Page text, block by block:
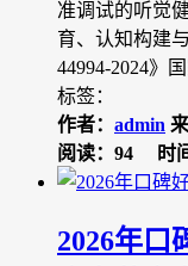
准调试的听觉
育、认知构建
44994-2024》
标签：
作者： admin
阅读：94
时
2026年口